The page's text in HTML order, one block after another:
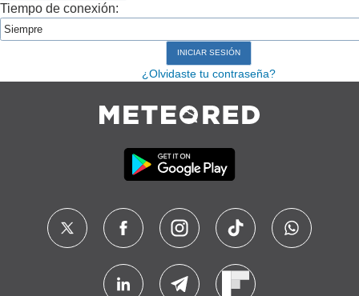
Tiempo de conexión:
¿Olvidaste tu contraseña?